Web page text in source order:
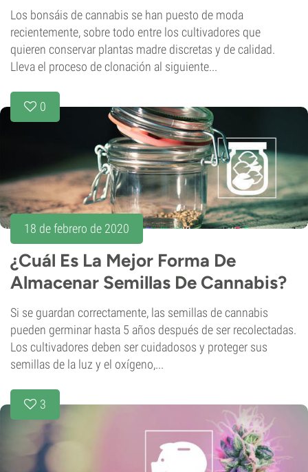
Los bonsáis de cannabis se han puesto de moda
recientemente, sobre todo entre los cultivadores que
quieren conservar plantas madre discretas y de calidad.
Lleva el proceso de clonación al siguiente...
0
18 de febrero de 2020
¿Cuál Es La Mejor Forma De
Almacenar Semillas De Cannabis?
Si se guardan correctamente, las semillas de cannabis
pueden germinar hasta 5 años después de ser recolectadas.
Los cultivadores deben ser cuidadosos y proteger sus
semillas de la luz y el oxígeno,...
3